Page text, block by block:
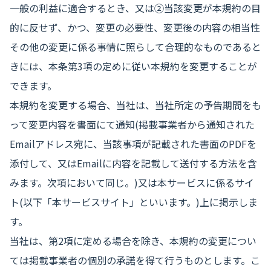
一般の利益に適合するとき、又は②当該変更が本規約の目
的に反せず、かつ、変更の必要性、変更後の内容の相当性
その他の変更に係る事情に照らして合理的なものであると
きには、本条第3項の定めに従い本規約を変更することが
できます。
本規約を変更する場合、当社は、当社所定の予告期間をも
って変更内容を書面にて通知(掲載事業者から通知された
Emailアドレス宛に、当該事項が記載された書面のPDFを
添付して、又はEmailに内容を記載して送付する方法を含
みます。次項において同じ。)又は本サービスに係るサイ
ト(以下「本サービスサイト」といいます。)上に掲示しま
す。
当社は、第2項に定める場合を除き、本規約の変更につい
ては掲載事業者の個別の承諾を得て行うものとします。こ